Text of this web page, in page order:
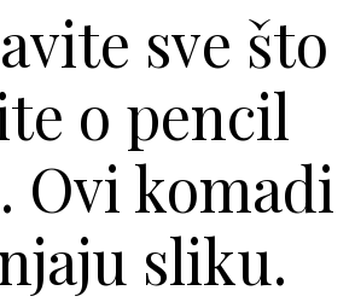
sve što
o pencil
Ovi komadi
sliku.